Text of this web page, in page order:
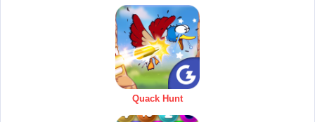
Quack Hunt